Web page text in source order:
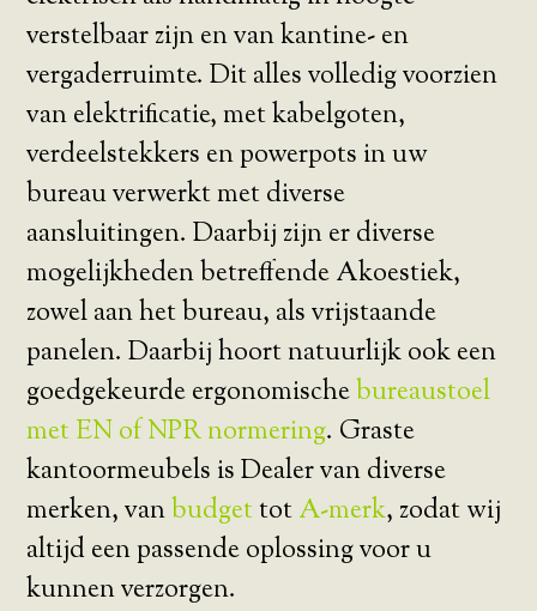
verstelbaar zijn en van kantine- en
vergaderruimte. Dit alles volledig voorzien
van elektrificatie, met kabelgoten,
verdeelstekkers en powerpots in uw
bureau verwerkt met diverse
aansluitingen. Daarbij zijn er diverse
mogelijkheden betreffende Akoestiek,
zowel aan het bureau, als vrijstaande
panelen. Daarbij hoort natuurlijk ook een
goedgekeurde ergonomischebureaustoel
met EN of NPR normering. Graste
kantoormeubels is Dealer van diverse
merken, vanbudgettot A-merk, zodat wij
altijd een passende oplossing voor u
kunnen verzorgen.